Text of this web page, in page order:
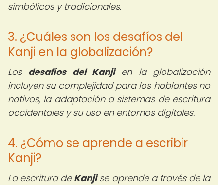
simbólicos y tradicionales.
3. ¿Cuáles son los desafíos del
Kanji en la globalización?
Los desafíos del Kanjien la globalización
incluyen su complejidad para los hablantes no
nativos, la adaptación a sistemas de escritura
occidentales y su uso en entornos digitales.
4. ¿Cómo se aprende a escribir
Kanji?
La escritura de Kanjise aprende a través de la